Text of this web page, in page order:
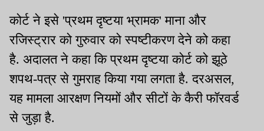
कोर्ट ने इसे 'प्रथम दृष्टया भ्रामक' माना और
रजिस्ट्रार को गुरुवार को स्पष्टीकरण देने को कहा
है. अदालत ने कहा कि प्रथम दृष्टया कोर्ट को झूठे
शपथ-पत्र से गुमराह किया गया लगता है. दरअसल,
यह मामला आरक्षण नियमों और सीटों के कैरी फॉरवर्ड
से जुड़ा है.